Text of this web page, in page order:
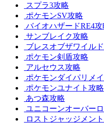
スプラ3攻略
ポケモンSV攻略
バイオハザードRE4攻
サンブレイク攻略
ブレスオブザワイル
ポケモン剣盾攻略
アルセウス攻略
ポケモンダイパリメ
ポケモンユナイト攻略
あつ森攻略
ユニコーンオーバー
ロストジャッジメン